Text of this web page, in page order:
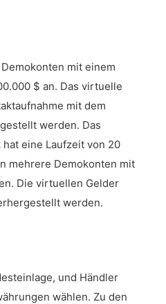
mit einem
$ an. Das virtuelle
mit dem
werden. Das
eine Laufzeit von 20
mehrere Demokonten mit
Die virtuellen Gelder
werden.
und Händler
wählen. Zu den